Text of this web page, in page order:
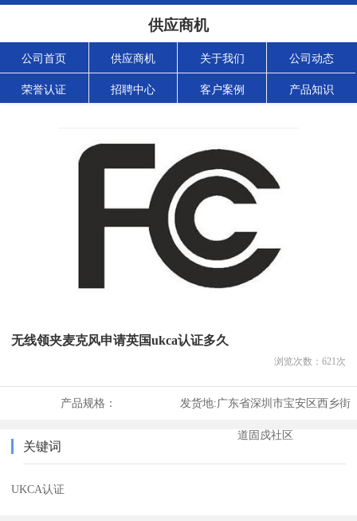
供应商机
公司首页 供应商机 关于我们 公司动态
荣誉认证 招聘中心 客户案例 产品知识
无线领夹麦克风申请英国ukca认证多久
浏览次数： 621次
产品规格： 发货地:广东省深圳市宝安区西乡街
道固戍社区
关键词
UKCA认证